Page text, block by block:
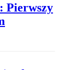
Pierwszy